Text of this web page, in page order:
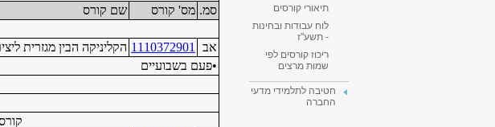
תיאורי קורסים
לוח עבודות ובחינות
- תשע"ז
ריכוז קורסים לפי
שמות מרצים
חטיבה לתלמידי מדעי
החברה